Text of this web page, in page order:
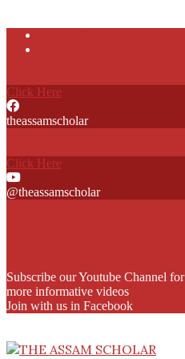
Skip
Click Here
theassamscholar
Click Here
@theassamscholar
Subscribe our Youtube Channel for
more informative videos
Join with us in Facebook